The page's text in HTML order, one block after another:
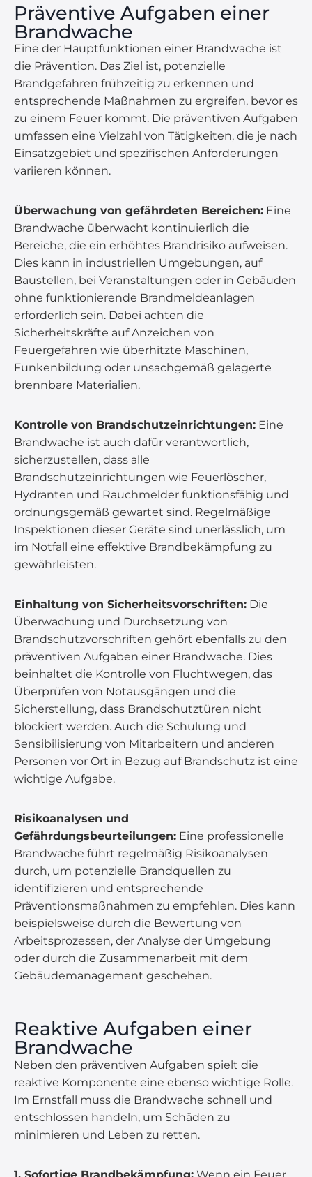
Präventive Aufgaben einer
Brandwache
Eine der Hauptfunktionen einer Brandwache ist
die Prävention. Das Ziel ist, potenzielle
Brandgefahren frühzeitig zu erkennen und
entsprechende Maßnahmen zu ergreifen, bevor es
zu einem Feuer kommt. Die präventiven Aufgaben
umfassen eine Vielzahl von Tätigkeiten, die je nach
Einsatzgebiet und spezifischen Anforderungen
variieren können.
Überwachung von gefährdeten Bereichen: Eine
Brandwache überwacht kontinuierlich die
Bereiche, die ein erhöhtes Brandrisiko aufweisen.
Dies kann in industriellen Umgebungen, auf
Baustellen, bei Veranstaltungen oder in Gebäuden
ohne funktionierende Brandmeldeanlagen
erforderlich sein. Dabei achten die
Sicherheitskräfte auf Anzeichen von
Feuergefahren wie überhitzte Maschinen,
Funkenbildung oder unsachgemäß gelagerte
brennbare Materialien.
Kontrolle von Brandschutzeinrichtungen: Eine
Brandwache ist auch dafür verantwortlich,
sicherzustellen, dass alle
Brandschutzeinrichtungen wie Feuerlöscher,
Hydranten und Rauchmelder funktionsfähig und
ordnungsgemäß gewartet sind. Regelmäßige
Inspektionen dieser Geräte sind unerlässlich, um
im Notfall eine effektive Brandbekämpfung zu
gewährleisten.
Einhaltung von Sicherheitsvorschriften: Die
Überwachung und Durchsetzung von
Brandschutzvorschriften gehört ebenfalls zu den
präventiven Aufgaben einer Brandwache. Dies
beinhaltet die Kontrolle von Fluchtwegen, das
Überprüfen von Notausgängen und die
Sicherstellung, dass Brandschutztüren nicht
blockiert werden. Auch die Schulung und
Sensibilisierung von Mitarbeitern und anderen
Personen vor Ort in Bezug auf Brandschutz ist eine
wichtige Aufgabe.
Risikoanalysen und
Gefährdungsbeurteilungen: Eine professionelle
Brandwache führt regelmäßig Risikoanalysen
durch, um potenzielle Brandquellen zu
identifizieren und entsprechende
Präventionsmaßnahmen zu empfehlen. Dies kann
beispielsweise durch die Bewertung von
Arbeitsprozessen, der Analyse der Umgebung
oder durch die Zusammenarbeit mit dem
Gebäudemanagement geschehen.
Reaktive Aufgaben einer
Brandwache
Neben den präventiven Aufgaben spielt die
reaktive Komponente eine ebenso wichtige Rolle.
Im Ernstfall muss die Brandwache schnell und
entschlossen handeln, um Schäden zu
minimieren und Leben zu retten.
1. Sofortige Brandbekämpfung: Wenn ein Feuer